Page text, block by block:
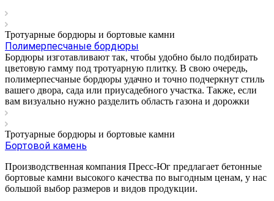
Тротуарные бордюры и бортовые камни
Полимерпесчаные бордюры
Бордюры изготавливают так, чтобы удобно было подбирать
цветовую гамму под тротуарную плитку. В свою очередь,
полимерпесчаные бордюры удачно и точно подчеркнут стиль
вашего двора, сада или приусадебного участка. Также, если
вам визуально нужно разделить область газона и дорожки
Тротуарные бордюры и бортовые камни
Бортовой камень
Производственная компания Пресс-Юг предлагает бетонные
бортовые камни высокого качества по выгодным ценам, у нас
большой выбор размеров и видов продукции.